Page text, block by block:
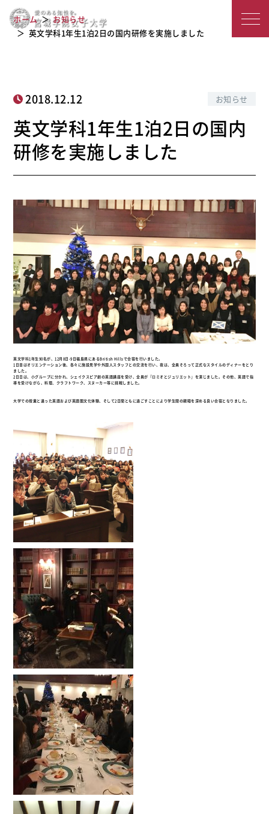
城
子
大
学
英文学科1年生1泊2日の国内研修を実
施しました
ホーム
お知らせ
英文学科1年生1泊2日の国内研修を実施しました
2018.12.12 お知らせ
英文学科1年生1泊2日の国内
研修を実施しました
英文学科1年生90名が、12月8日-9日福島県にあるBritish Hillsで合宿を行いました。
1日目はオリエンテーション後、各々に施設見学や外国人スタッフとの交流を行い、夜は、全員そろって正式なスタイルのディナーをとり
ました。
2日日は、小グループに分かれ、シェイクスピア劇の英語講座を受け、全員が『ロミオとジュリエット』を演じました。その他、英語で指
導を受けながら、料理、クラフトワーク、スヌーカー等に挑戦しました。
大学での授業と違った英語および英語圏文化体験、そして2日間ともに過ごすことにより学生間の親睦を深める良い合宿となりました。